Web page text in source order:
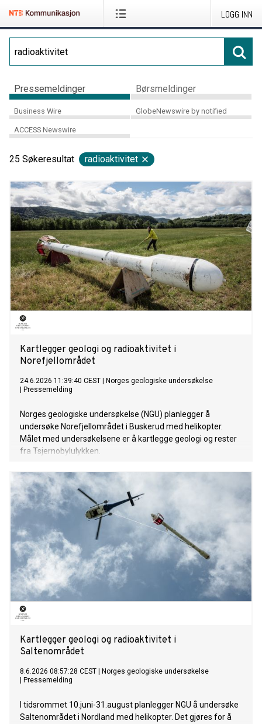
LOGG INN
Pressemeldinger Børsmeldinger
Business Wire GlobeNewswire by notified
ACCESS Newswire
25 Søkeresultat radioaktivitet
Kartlegger geologi og radioaktivitet i
Norefjellområdet
24.6.2026 11:39:40 CEST
Norges geologiske undersøkelse
Pressemelding
Norges geologiske undersøkelse (NGU) planlegger å
undersøke Norefjellområdet i Buskerud med helikopter.
Målet med undersøkelsene er å kartlegge geologi og rester
fra Tsjernobylulykken.
Kartlegger geologi og radioaktivitet i
Saltenområdet
8.6.2026 08:57:28 CEST
Norges geologiske undersøkelse
Pressemelding
I tidsrommet 10.juni-31.august planlegger NGU å undersøke
Saltenområdet i Nordland med helikopter. Det gjøres for å